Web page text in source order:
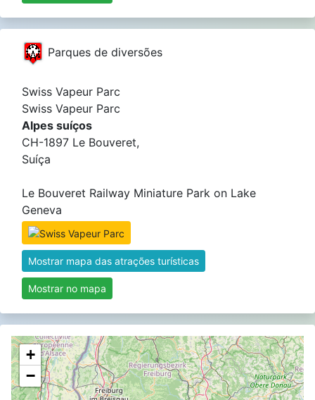
Parques de diversões
Swiss Vapeur Parc
Swiss Vapeur Parc
Alpes suíços
CH-1897 Le Bouveret,
Suíça
Le Bouveret Railway Miniature Park on Lake
Geneva
Mostrar mapa das atrações turísticas
Mostrar no mapa
+
−